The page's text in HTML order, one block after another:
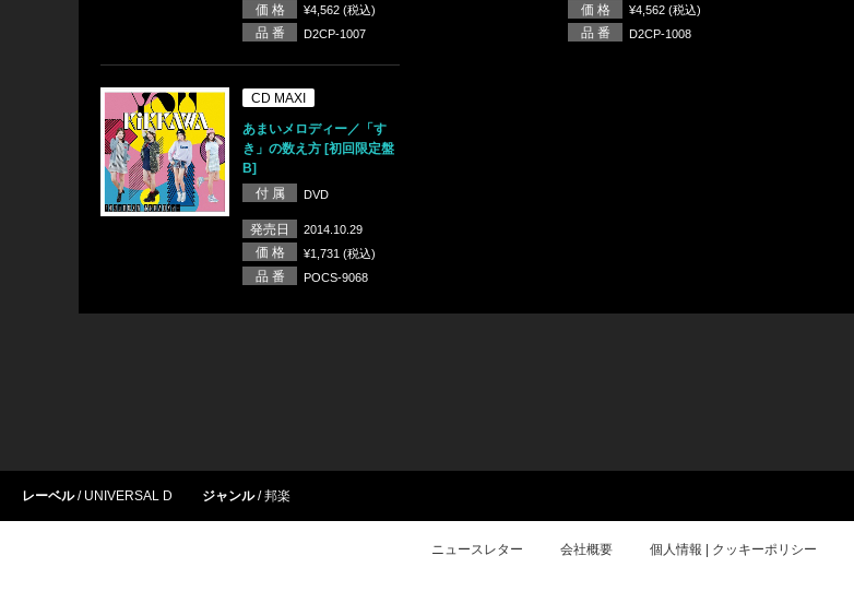
価 格 ¥4,562 (税込)
品 番 D2CP-1007
価 格 ¥4,562 (税込)
品 番 D2CP-1008
CD MAXI
あまいメロディー／「す
き」の数え方 [初回限定盤
B]
付 属
DVD
発売日 2014.10.29
価 格 ¥1,731 (税込)
品 番 POCS-9068
レーベル UNIVERSAL D ジャンル 邦楽
ニュースレター 会社概要 個人情報 | クッキーポリシー